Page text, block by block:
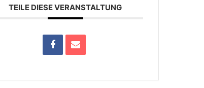
TEILE DIESE VERANSTALTUNG